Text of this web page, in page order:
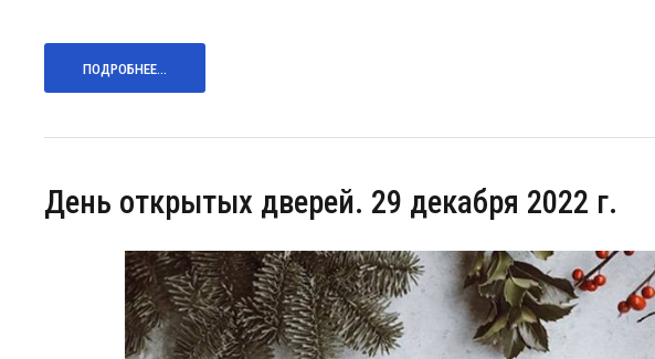
ПОДРОБНЕЕ...
День открытых дверей. 29 декабря 2022 г.